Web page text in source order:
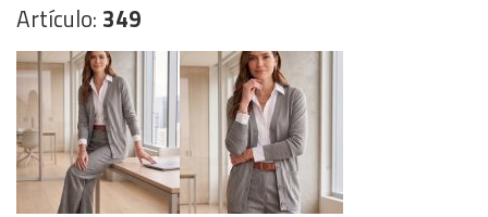
Artículo: 349